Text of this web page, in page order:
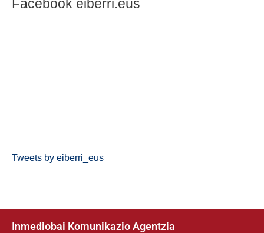
Facebook eiberri.eus
Tweets by eiberri_eus
Inmediobai Komunikazio Agentzia